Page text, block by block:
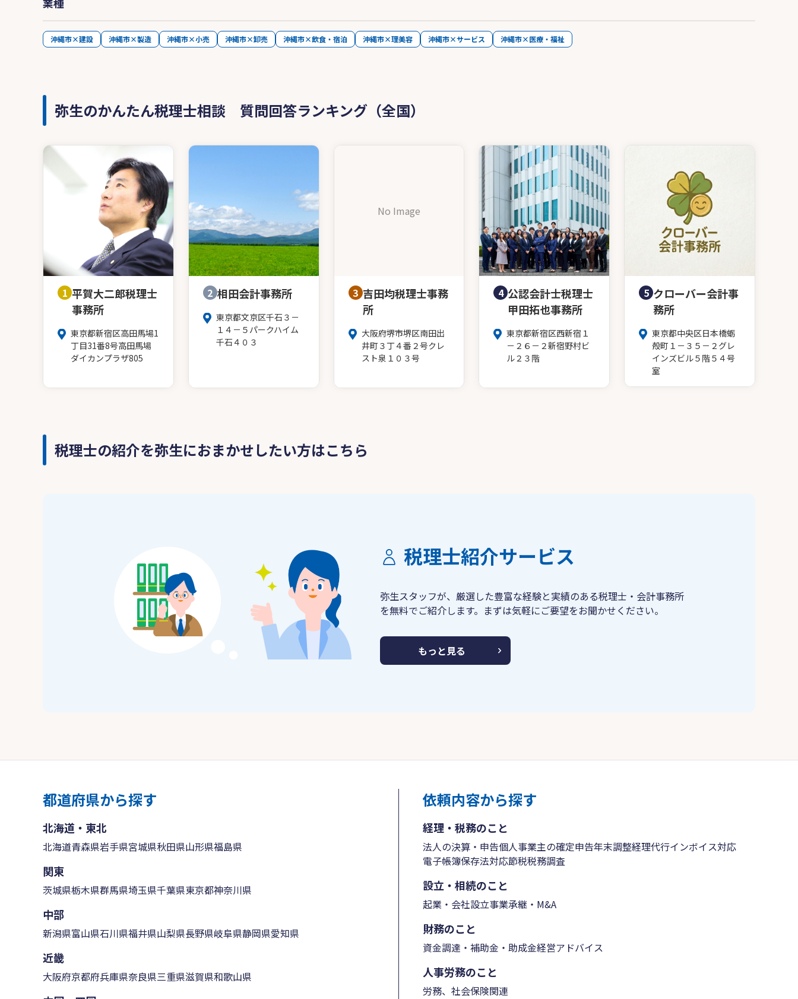
沖縄市×建設 沖縄市×製造 沖縄市×小売 沖縄市×卸売 沖縄市×飲食・宿泊 沖縄市×理美容 沖縄市×サービス 沖縄市×医療・福祉
弥生のかんたん税理士相談 質問回答ランキング（全国）
1 平賀大二郎税理士
事務所
東京都新宿区高田馬場1
丁目31番8号高田馬場
ダイカンプラザ805
2 相田会計事務所
東京都文京区千石３－
１４－５パークハイム
千石４０３
No Image
3 吉田均税理士事務
所
大阪府堺市堺区南田出
井町３丁４番２号クレ
スト泉１０３号
4 公認会計士税理士
甲田拓也事務所
東京都新宿区西新宿１
－２６－２新宿野村ビ
ル２３階
5 クローバー会計事
務所
東京都中央区日本橋蛎
殻町１－３５－２グレ
インズビル５階５４号
室
税理士の紹介を弥生におまかせしたい方はこちら
税理士紹介サービス
弥生スタッフが、厳選した豊富な経験と実績のある税理士・会計事務所
を無料でご紹介します。まずは気軽にご要望をお聞かせください。
もっと見る
都道府県から探す
北海道・東北
北海道青森県岩手県宮城県秋田県山形県福島県
関東
茨城県栃木県群馬県埼玉県千葉県東京都神奈川県
中部
新潟県富山県石川県福井県山梨県長野県岐阜県静岡県愛知県
近畿
大阪府京都府兵庫県奈良県三重県滋賀県和歌山県
依頼内容から探す
経理・税務のこと
法人の決算・申告個人事業主の確定申告年末調整経理代行インボイス対応
電子帳簿保存法対応節税税務調査
設立・相続のこと
起業・会社設立事業承継・M&A
財務のこと
資金調達・補助金・助成金経営アドバイス
人事労務のこと
労務、社会保険関連